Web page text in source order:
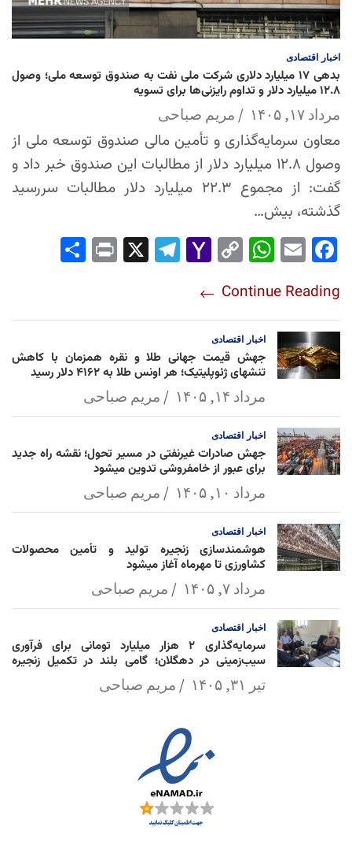
اخبار اقتصادی
بدهی ۱۷ میلیارد دلاری شرکت ملی نفت به صندوق توسعه ملی؛ وصول
۱۲.۸ میلیارد دلار و تداوم رایزنی‌ها برای تسویه
مرداد ۱۷, ۱۴۰۵ مریم صباحی
معاون سرمایه‌گذاری و تأمین مالی صندوق توسعه ملی از
وصول ۱۲.۸ میلیارد دلار از مطالبات این صندوق خبر داد و
گفت: از مجموع ۲۲.۳ میلیارد دلار مطالبات سررسید
گذشته، بیش…
Fac
ok
Em
Wh
Ap
p
Co
Lin
k
Yah
l
Tel
Pri
Continue Reading
اخبار اقتصادی
جهش قیمت جهانی طلا و نقره همزمان با کاهش
تنشهای ژئوپلیتیک؛ هر اونس طلا به ۴۱۶۲ دلار رسید
مرداد ۱۴, ۱۴۰۵ مریم صباحی
اخبار اقتصادی
جهش صادرات غیرنفتی در مسیر تحول؛ نقشه راه جدید
برای عبور از خامفروشی تدوین میشود
مرداد ۱۰, ۱۴۰۵ مریم صباحی
اخبار اقتصادی
هوشمندسازی زنجیره تولید و تأمین محصولات
کشاورزی تا مهرماه آغاز میشود
مرداد ۷, ۱۴۰۵ مریم صباحی
اخبار اقتصادی
سرمایه‌گذاری ۲ هزار میلیارد تومانی برای فرآوری
سیب‌زمینی در دهگلان؛ گامی بلند در تکمیل زنجیره
تیر ۳۱, ۱۴۰۵ مریم صباحی